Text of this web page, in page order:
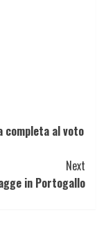
completa al voto
Next
in Portogallo